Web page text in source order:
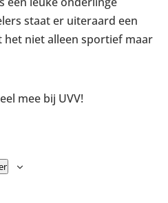
staat er uiteraard een
het niet alleen sportief maar
mee bij UVV!